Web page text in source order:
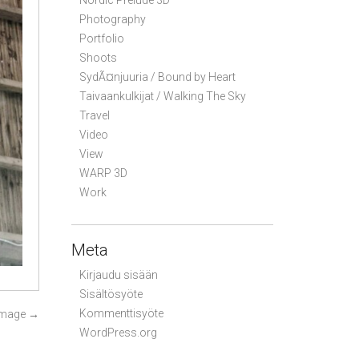
→
Photography
Portfolio
Shoots
SydÃ¤njuuria / Bound by Heart
Taivaankulkijat / Walking The Sky
Travel
Video
View
WARP 3D
Work
Meta
Kirjaudu sisään
Sisältösyöte
Kommenttisyöte
WordPress.org